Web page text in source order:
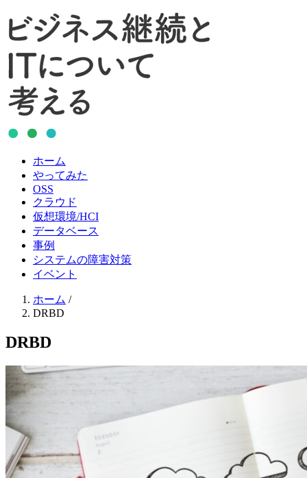
ホーム
やってみた
OSS
クラウド
仮想環境/HCI
データベース
事例
システムの障害対策
イベント
ホーム /
DRBD
DRBD